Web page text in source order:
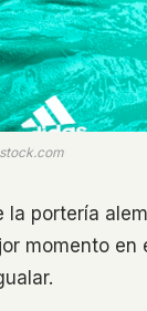
la portería
momento